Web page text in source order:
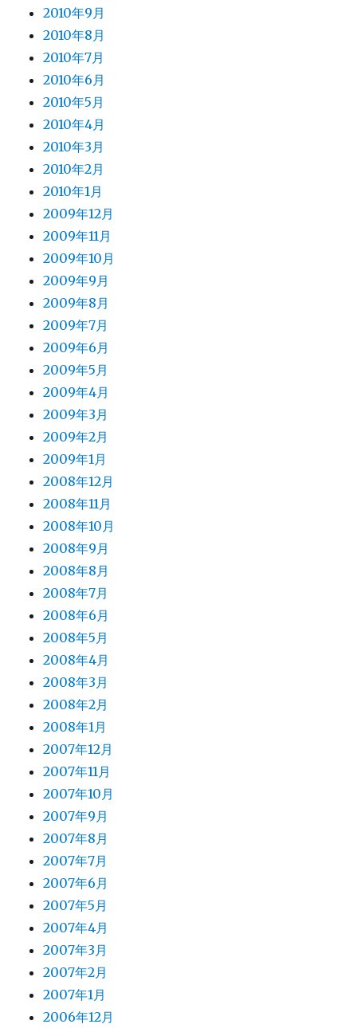
2010年9月
2010年8月
2010年7月
2010年6月
2010年5月
2010年4月
2010年3月
2010年2月
2010年1月
2009年12月
2009年11月
2009年10月
2009年9月
2009年8月
2009年7月
2009年6月
2009年5月
2009年4月
2009年3月
2009年2月
2009年1月
2008年12月
2008年11月
2008年10月
2008年9月
2008年8月
2008年7月
2008年6月
2008年5月
2008年4月
2008年3月
2008年2月
2008年1月
2007年12月
2007年11月
2007年10月
2007年9月
2007年8月
2007年7月
2007年6月
2007年5月
2007年4月
2007年3月
2007年2月
2007年1月
2006年12月